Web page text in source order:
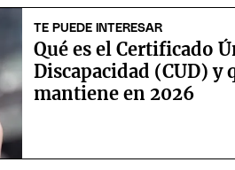
TE PUEDE INTERESAR
Qué es el Certificado
Discapacidad (CUD) y
mantiene en 2026